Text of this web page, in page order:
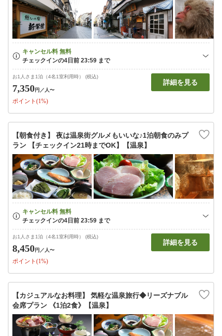
お1人さま1泊（4名1室利用時） (税込)
7,350円 ／人〜
ポイント(1%)
詳細を見る
【朝食付き】 夜は温泉街グルメもいいな♪1泊朝食のみプ
ラン 【チェックイン21時までOK】【温泉】
お1人さま1泊（4名1室利用時） (税込)
8,450円 ／人〜
ポイント(1%)
詳細を見る
【カジュアルなお料理】 気軽な温泉旅行◆リーズナブル
会席プラン 《1泊2食》【温泉】